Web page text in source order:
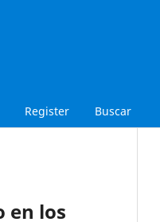
Register Buscar
en los